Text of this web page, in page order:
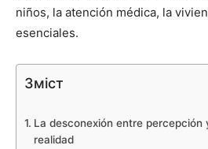
niños, la atención médica, la
esenciales.
Зміст
La desconexión entre percepción
realidad